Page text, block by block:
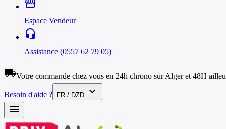
storefront
Espace Vendeur
headset_mic
Assistance (0557 62 79 05)
local_shippingVotre commande chez vous en 24h chrono sur Alger et 48H
Besoin d'aide ? FR / DZD
expand_more
menu